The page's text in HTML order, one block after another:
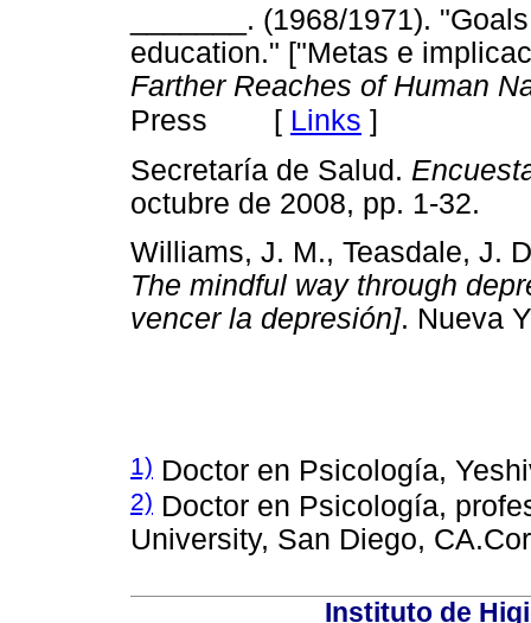
_______. (1968/1971).
education." ["Metas e
Farther Reaches of Human
Press [ Links ]
Secretaría de Salud.
octubre de 2008, pp. 1-
Williams, J. M., Teasdale, J.
The mindful way through
vencer la depresión].
1) Doctor en Psicología,
2) Doctor en Psicología,
University, San Diego,
Instituto de